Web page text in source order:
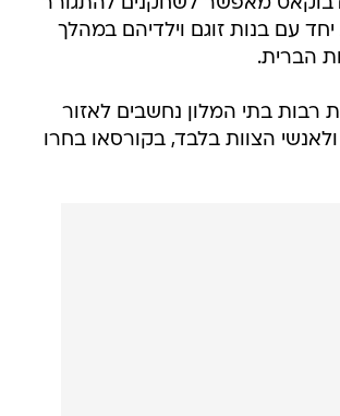
עם בנות זוגם וילדיהם במהלך
הברית.
רבות בתי המלון נחשבים לאזור
הצוות בלבד, בקורסאו בחרו